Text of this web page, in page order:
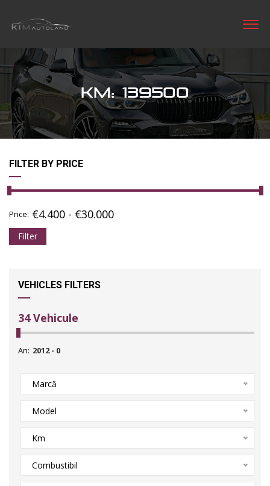
KM: 139500
FILTER BY PRICE
Price: €4.400 - €30.000
Filter
VEHICLES FILTERS
34 Vehicule
An:
Marcă
Model
Km
Combustibil